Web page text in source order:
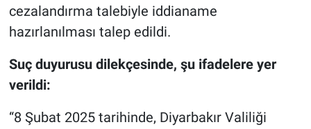
cezalandırma talebiyle iddianame
hazırlanılması talep edildi.
Suç duyurusu dilekçesinde, şu ifadelere yer
verildi:
“8 Şubat 2025 tarihinde, Diyarbakır Valiliği
Koronavirüs
Ne demişti
Nedir